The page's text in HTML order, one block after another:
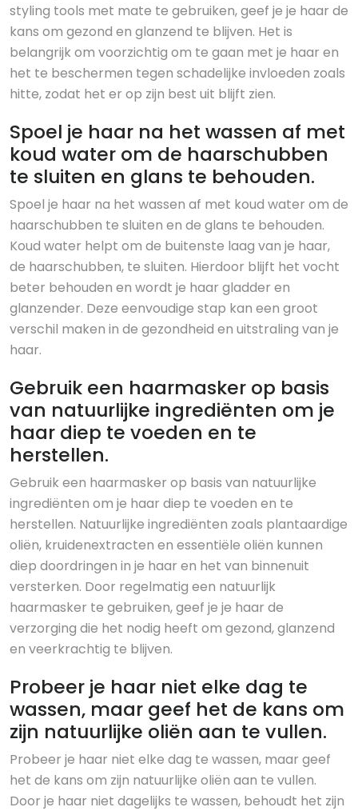
styling tools met mate te gebruiken, geef je je haar de
kans om gezond en glanzend te blijven. Het is
belangrijk om voorzichtig om te gaan met je haar en
het te beschermen tegen schadelijke invloeden zoals
hitte, zodat het er op zijn best uit blijft zien.
Spoel je haar na het wassen af met
koud water om de haarschubben
te sluiten en glans te behouden.
Spoel je haar na het wassen af met koud water om de
haarschubben te sluiten en de glans te behouden.
Koud water helpt om de buitenste laag van je haar,
de haarschubben, te sluiten. Hierdoor blijft het vocht
beter behouden en wordt je haar gladder en
glanzender. Deze eenvoudige stap kan een groot
verschil maken in de gezondheid en uitstraling van je
haar.
Gebruik een haarmasker op basis
van natuurlijke ingrediënten om je
haar diep te voeden en te
herstellen.
Gebruik een haarmasker op basis van natuurlijke
ingrediënten om je haar diep te voeden en te
herstellen. Natuurlijke ingrediënten zoals plantaardige
oliën, kruidenextracten en essentiële oliën kunnen
diep doordringen in je haar en het van binnenuit
versterken. Door regelmatig een natuurlijk
haarmasker te gebruiken, geef je je haar de
verzorging die het nodig heeft om gezond, glanzend
en veerkrachtig te blijven.
Probeer je haar niet elke dag te
wassen, maar geef het de kans om
zijn natuurlijke oliën aan te vullen.
Probeer je haar niet elke dag te wassen, maar geef
het de kans om zijn natuurlijke oliën aan te vullen.
Door je haar niet dagelijks te wassen, behoudt het zijn